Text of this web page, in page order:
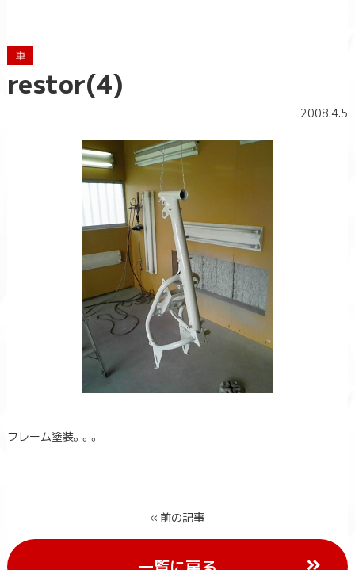
車
restor(4)
2008.4.5
フレーム塗装。。。
« 前の記事